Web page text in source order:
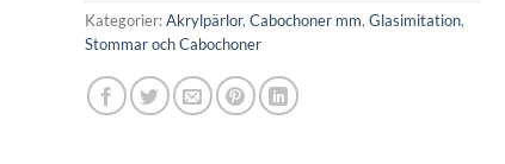
Kategorier:Akrylpärlor, Cabochoner mm, Glasimitation,
Stommar och Cabochoner